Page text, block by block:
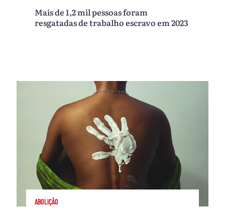
Mais de 1,2 mil pessoas foram
resgatadas de trabalho escravo em 2023
ABOLIÇÃO